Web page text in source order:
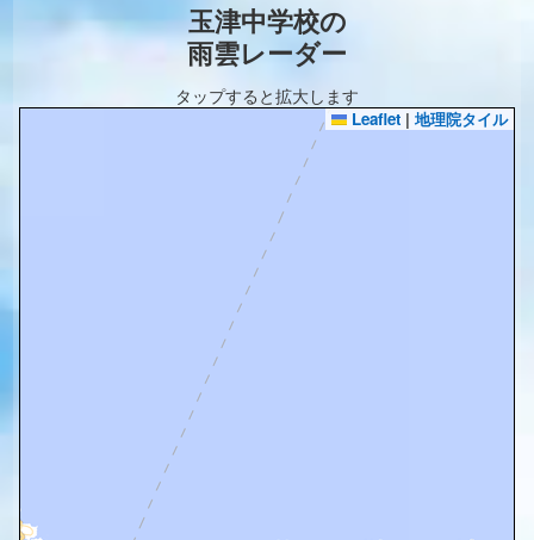
玉津中学校の
雨雲レーダー
タップすると拡大します
Leaflet | 地理院タイル